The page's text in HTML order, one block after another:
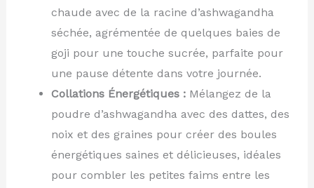
chaude avec de la racine d’ashwagandha
séchée, agrémentée de quelques baies de
goji pour une touche sucrée, parfaite pour
une pause détente dans votre journée.
Collations Énergétiques :Mélangez de la
poudre d’ashwagandha avec des dattes, des
noix et des graines pour créer des boules
énergétiques saines et délicieuses, idéales
pour combler les petites faims entre les